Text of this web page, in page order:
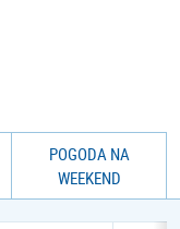
POGODA NA
WEEKEND